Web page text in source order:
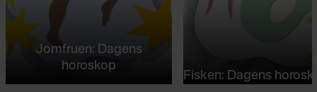
Jomfruen: Dagens
horoskop
Fisken: Dagens